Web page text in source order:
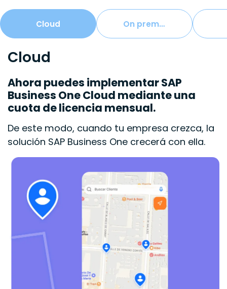
Cloud On premise
Cloud
Ahora puedes implementar SAP
Business One Cloud mediante una
cuota de licencia mensual.
De este modo, cuando tu empresa crezca, la
solución SAP Business One crecerá con ella.